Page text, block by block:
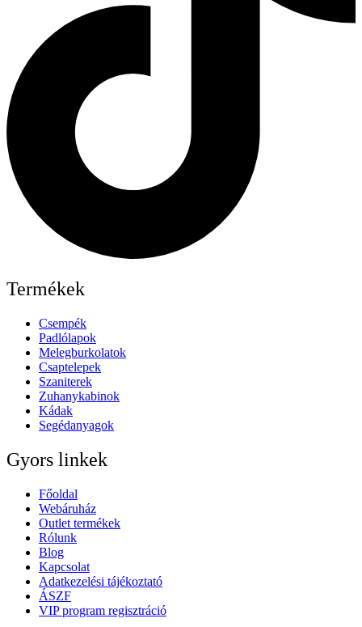
Termékek
Csempék
Padlólapok
Melegburkolatok
Csaptelepek
Szaniterek
Zuhanykabinok
Kádak
Segédanyagok
Gyors linkek
Főoldal
Webáruház
Outlet termékek
Rólunk
Blog
Kapcsolat
Adatkezelési tájékoztató
ÁSZF
VIP program regisztráció